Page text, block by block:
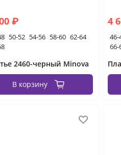
₽
50-52 54-56 58-60 62-64
2460-черный Minova
В корзину
4
46-
66-